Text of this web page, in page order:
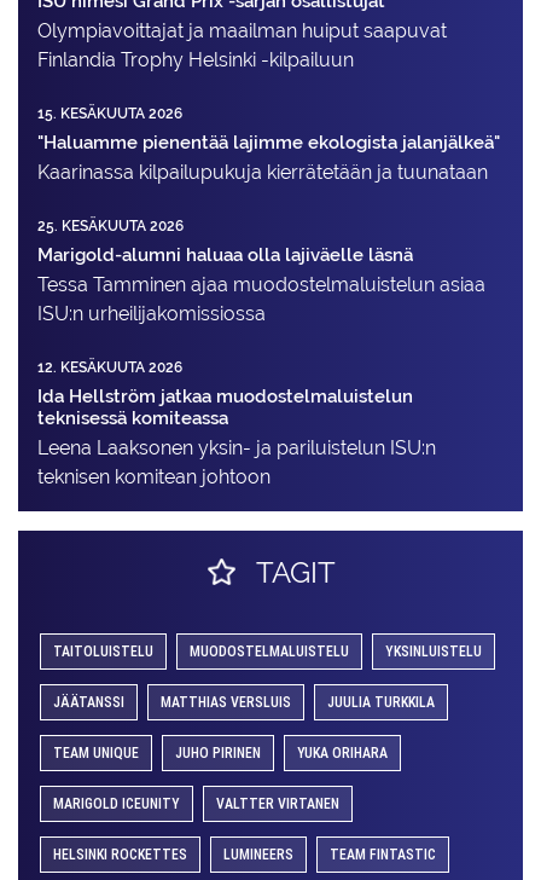
Olympiavoittajat ja maailman huiput saapuvat
Finlandia Trophy Helsinki -kilpailuun
15. KESÄKUUTA 2026
"Haluamme pienentää lajimme ekologista jalanjälkeä"
Kaarinassa kilpailupukuja kierrätetään ja tuunataan
25. KESÄKUUTA 2026
Marigold-alumni haluaa olla lajiväelle läsnä
Tessa Tamminen ajaa muodostelma­luistelun asiaa
ISU:n urheilija­komissiossa
12. KESÄKUUTA 2026
Ida Hellström jatkaa muodostelmaluistelun
teknisessä komiteassa
Leena Laaksonen yksin- ja pariluistelun ISU:n
teknisen komitean johtoon
TAGIT
TAITOLUISTELU MUODOSTELMALUISTELU YKSINLUISTELU
JÄÄTANSSI MATTHIAS VERSLUIS JUULIA TURKKILA
TEAM UNIQUE JUHO PIRINEN YUKA ORIHARA
MARIGOLD ICEUNITY VALTTER VIRTANEN
HELSINKI ROCKETTES LUMINEERS TEAM FINTASTIC